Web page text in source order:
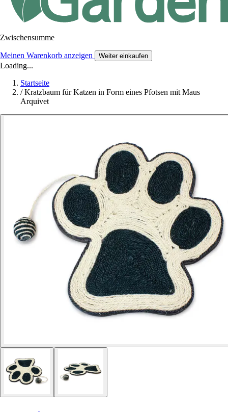
Zwischensumme
Meinen Warenkorb anzeigen Weiter einkaufen
Loading...
Startseite
/ Kratzbaum für Katzen in Form eines Pfotsen mit Maus
Arquivet